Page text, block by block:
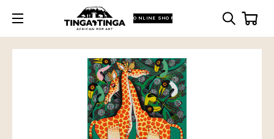
ONLINE SHOP